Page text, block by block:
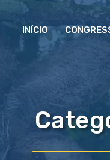
INÍCIO